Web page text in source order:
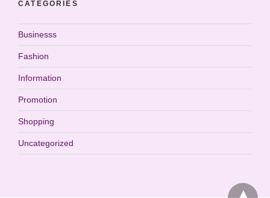
CATEGORIES
Businesss
Fashion
Information
Promotion
Shopping
Uncategorized